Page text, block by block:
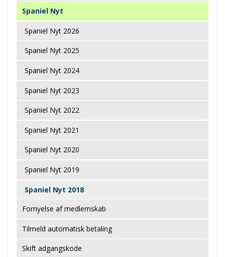
Spaniel Nyt
Spaniel Nyt 2026
Spaniel Nyt 2025
Spaniel Nyt 2024
Spaniel Nyt 2023
Spaniel Nyt 2022
Spaniel Nyt 2021
Spaniel Nyt 2020
Spaniel Nyt 2019
Spaniel Nyt 2018
Fornyelse af medlemskab
Tilmeld automatisk betaling
Skift adgangskode